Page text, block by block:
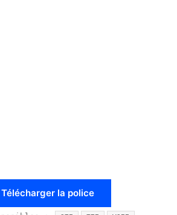
Télécharger la police